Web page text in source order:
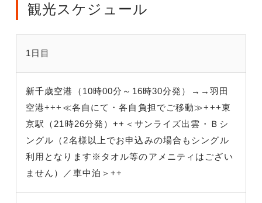
観光スケジュール
1日目
新千歳空港（10時00分～16時30分発）→→羽田
空港+++≪各自にて・各自負担でご移動≫+++東
京駅（21時26分発）++＜サンライズ出雲・Ｂシ
ングル（2名様以上でお申込みの場合もシングル
利用となります※タオル等のアメニティはござい
ません）／車中泊＞++